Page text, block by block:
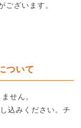
ざいます。
ついて
せん。
込みください。チ